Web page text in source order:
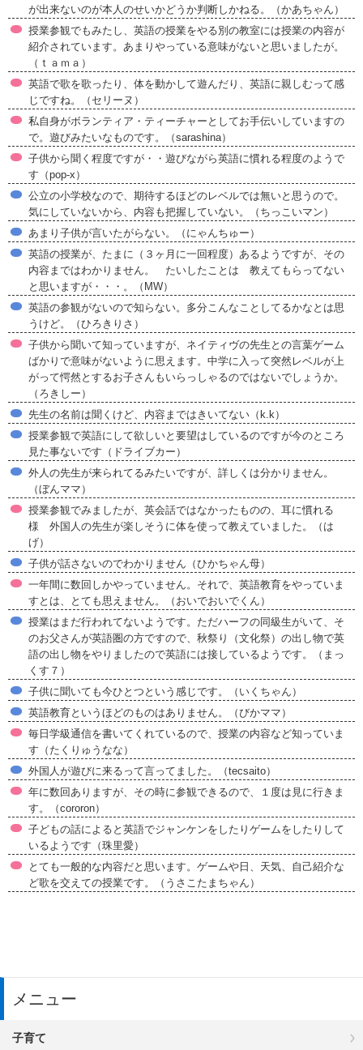
が出来ないのが本人のせいかどうか判断しかねる。（かあちゃん）
授業参観でもみたし、英語の授業をやる別の教室には授業の内容が
紹介されています。あまりやっている意味がないと思いましたが。
（ｔａｍａ）
英語で歌を歌ったり、体を動かして遊んだり、英語に親しむって感
じですね。（セリーヌ）
私自身がボランティア・ティーチャーとしてお手伝いしていますの
で。遊びみたいなものです。（sarashina）
子供から聞く程度ですが・・遊びながら英語に慣れる程度のようで
す（pop-x）
公立の小学校なので、期待するほどのレベルでは無いと思うので。
気にしていないから、内容も把握していない。（ちっこいマン）
あまり子供が言いたがらない。（にゃんちゅー）
英語の授業が、たまに（３ヶ月に一回程度）あるようですが、その
内容まではわかりません。 たいしたことは 教えてもらってない
と思いますが・・・。（MW）
英語の参観がないので知らない。多分こんなことしてるかなとは思
うけど。（ひろきりさ）
子供から聞いて知っていますが、ネイティヴの先生との言葉ゲーム
ばかりで意味がないように思えます。中学に入って突然レベルが上
がって愕然とするお子さんもいらっしゃるのではないでしょうか。
（ろきしー）
先生の名前は聞くけど、内容まではきいてない（k.k）
授業参観で英語にして欲しいと要望はしているのですが今のところ
見た事ないです（ドライブカー）
外人の先生が来られてるみたいですが、詳しくは分かりません。
（ぼんママ）
授業参観でみましたが、英会話ではなかったものの、耳に慣れる
様 外国人の先生が楽しそうに体を使って教えていました。（は
げ）
子供が話さないのでわかりません（ひかちゃん母）
一年間に数回しかやっていません。それで、英語教育をやっていま
すとは、とても思えません。（おいでおいでくん）
授業はまだ行われてないようです。ただハーフの同級生がいて、そ
のお父さんが英語圏の方ですので、秋祭り（文化祭）の出し物で英
語の出し物をやりましたので英語には接しているようです。（まっ
くす７）
子供に聞いても今ひとつという感じです。（いくちゃん）
英語教育というほどのものはありません。（びかママ）
毎日学級通信を書いてくれているので、授業の内容など知っていま
す（たくりゅうなな）
外国人が遊びに来るって言ってました。（tecsaito）
年に数回ありますが、その時に参観できるので、１度は見に行きま
す。（cororon）
子どもの話によると英語でジャンケンをしたりゲームをしたりして
いるようです（珠里愛）
とても一般的な内容だと思います。ゲームや日、天気、自己紹介な
ど歌を交えての授業です。（うさこたまちゃん）
メニュー
子育て